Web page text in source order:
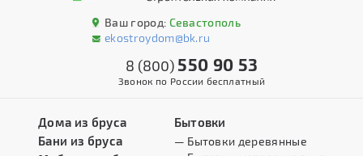
Ваш город: Севастополь
ekostroydom@bk.ru
8 (800) 550 90 53
Звонок по России бесплатный
Дома из бруса
Бани из бруса
Бытовки
— Бытовки деревянные